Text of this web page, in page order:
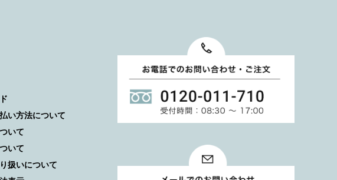
い方法について
いて
いて
扱いについて